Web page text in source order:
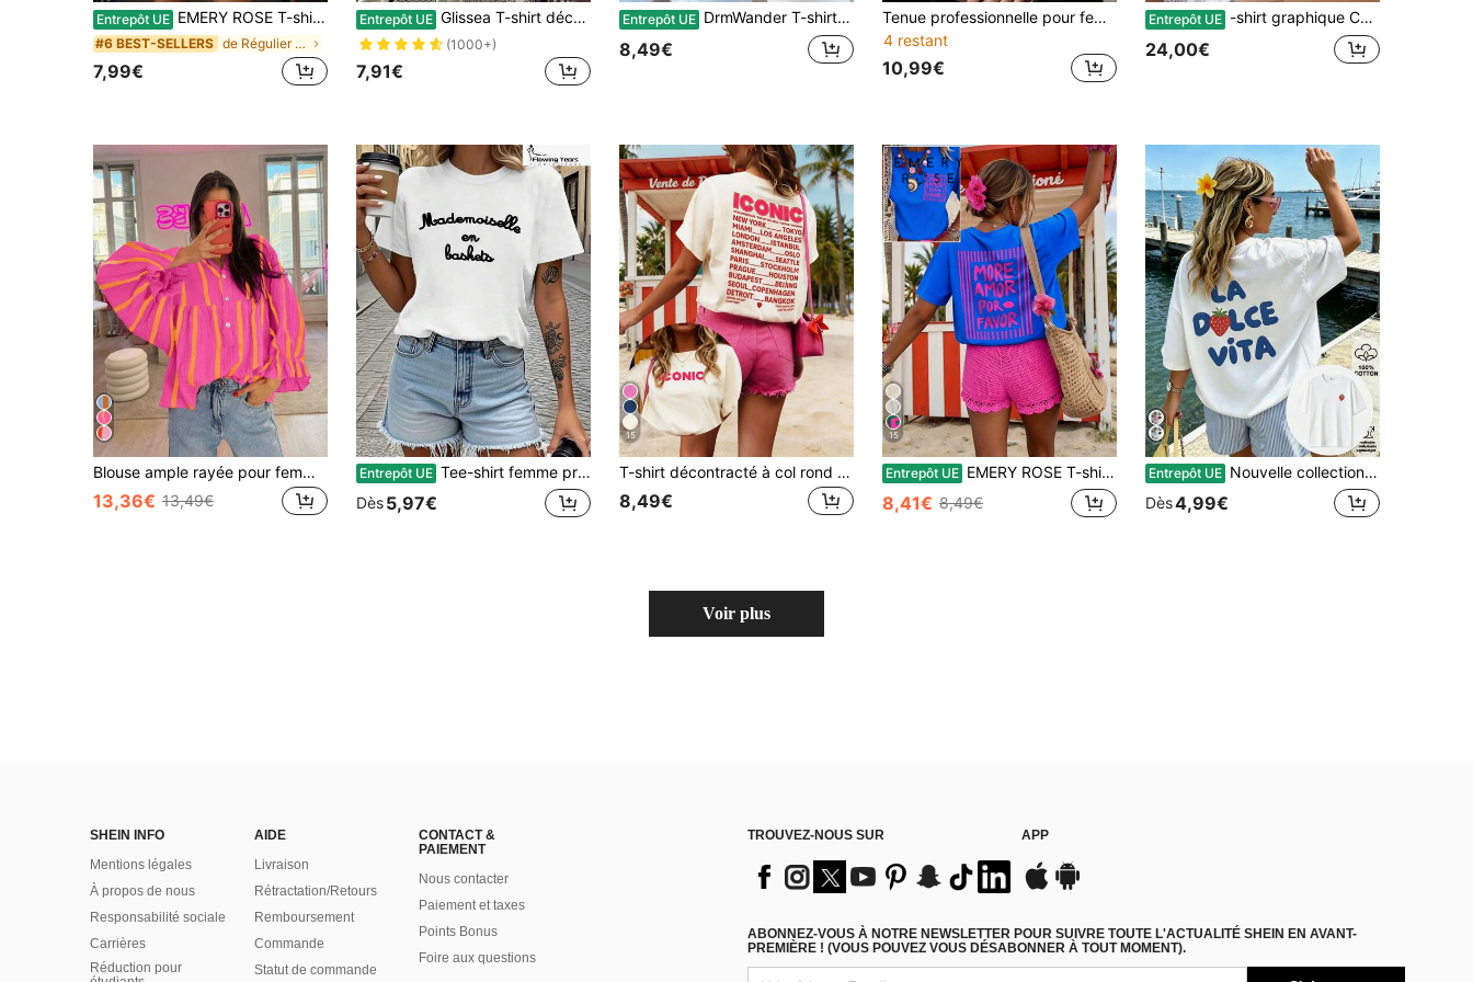
Entrepôt UE EMERY ROSE T-shirt décontracté à col rond et manches courtes pour femmes avec découpe en forme de cœur dans le dos
#6 BEST-SELLERS de Régulier T-shirts pour femmes
7,99€
Entrepôt UE Glissea T-shirt décontracté à col rond et manches courtes avec imprimé floral et tortue de mer pour femmes, été
(1000+)
7,91€
Entrepôt UE DrmWander T-shirt femme, t-shirt à manches courtes graphique de style décontracté de rue, Top d'été mignon
8,49€
Tenue professionnelle pour femme, rentrée d'automne, col rond, coupe slim, manches pétales, patchwork
4 restant
10,99€
Entrepôt UE -shirt graphique ChristmasINAWLY avec imprimé de lettres, design épaules dénudé,-shirts graphiques pour femmes, Tops, article tendance
24,00€
Blouse ample rayée pour femmes, chemise élégante avec grandes manches évasées, garniture à volants, convient pour le trajet, le port quotidien, la Saint-Valentin, le printemps/été
13,36€ 13,49€
Entrepôt UE Tee-shirt femme printemps-été Casual 100% coton col rond vintage slogan Mademoiselle En Baskets multi-couleurs lavable machine, tenue quotidienne
Dès5,97€
15
T-shirt décontracté à col rond et manches courtes avec imprimé lettres, printemps/été pour femmes
8,49€
15
Entrepôt UE EMERY ROSE T-shirt pour femmes, Top streetwear pour femmes, Style de rue, T-shirt à manches courtes avec imprimé graphique, Top d'été mignon
8,41€ 8,49€
Entrepôt UE Nouvelle collection été 2026, T-shirt décontracté pour femmes à manches courtes avec imprimé citron "LA DOLCE VITA", épaules tombantes, col rond, idéal pour les vacances, style Y2K, streetwear d'
Dès4,99€
Voir plus
SHEIN INFO
Mentions légales
À propos de nous
Responsabilité sociale
Carrières
Réduction pour
AIDE
Livraison
Rétractation/Retours
Remboursement
Commande
Statut de commande
CONTACT &
PAIEMENT
Nous contacter
Paiement et taxes
Points Bonus
Foire aux questions
TROUVEZ-NOUS SUR APP
ABONNEZ-VOUS À NOTRE NEWSLETTER POUR SUIVRE TOUTE L'ACTUALITÉ SHEIN EN AVANT-
PREMIÈRE ! (VOUS POUVEZ VOUS DÉSABONNER À TOUT MOMENT).